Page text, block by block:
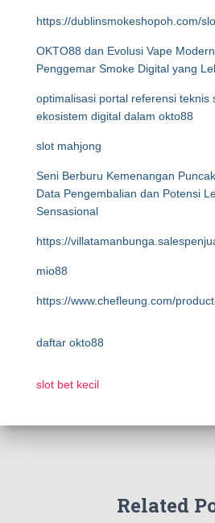
https://dublinsmokeshopoh.com/
OKTO88 dan Evolusi Vape
Penggemar Smoke Digital yang
optimalisasi portal referensi teknis
ekosistem digital dalam okto88
slot mahjong
Seni Berburu Kemenangan
Data Pengembalian dan Potensi
Sensasional
https://
mio88
https://www.chefleung.com/
daftar okto88
slot bet kecil
Related